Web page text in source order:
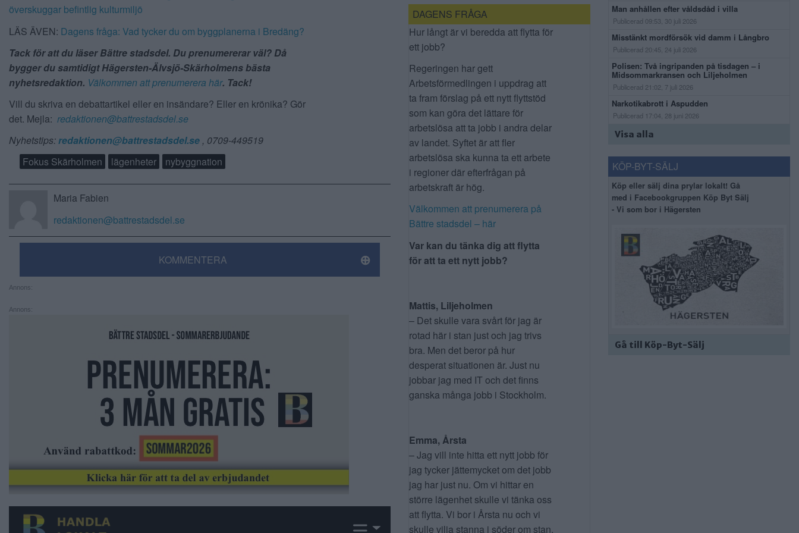
överskuggar befintlig kulturmiljö
LÄS ÄVEN: Dagens fråga: Vad tycker du om byggplanerna i Bredäng?
Tack för att du läser Bättre stadsdel. Du prenumererar väl? Då
bygger du samtidigt Hägersten-Älvsjö-Skärholmens bästa
nyhetsredaktion. Välkommen att prenumerera här. Tack!
Vill du skriva en debattartikel eller en insändare? Eller en krönika? Gör
det. Mejla: redaktionen@battrestadsdel.se
Nyhetstips:redaktionen@battrestadsdel.se , 0709-449519
Fokus Skärholmen
lägenheter nybyggnation
Maria Fabien
redaktionen@battrestadsdel.se
KOMMENTERA
Annons:
Annons:
DAGENS FRÅGA
Hur långt är vi beredda att flytta för
ett jobb?
Regeringen har gett
Arbetsförmedlingen i uppdrag att
ta fram förslag på ett nytt flyttstöd
som kan göra det lättare för
arbetslösa att ta jobb i andra delar
av landet. Syftet är att fler
arbetslösa ska kunna ta ett arbete
i regioner där efterfrågan på
arbetskraft är hög.
Välkommen att prenumerera på
Bättre stadsdel – här
Var kan du tänka dig att flytta
för att ta ett nytt jobb?
Mattis, Liljeholmen
– Det skulle vara svårt för jag är
rotad här i stan just och jag trivs
bra. Men det beror på hur
desperat situationen är. Just nu
jobbar jag med IT och det finns
ganska många jobb i Stockholm.
Emma, Årsta
– Jag vill inte hitta ett nytt jobb för
jag tycker jättemycket om det jobb
jag har just nu. Om vi hittar en
större lägenhet skulle vi tänka oss
att flytta. Vi bor i Årsta nu och vi
skulle vilja stanna i söder om stan,
Man anhållen efter våldsdåd i villa
Publicerad 09:53, 30 juli 2026
Misstänkt mordförsök vid damm i Långbro
Publicerad 20:45, 24 juli 2026
Polisen: Två ingripanden på tisdagen – i
Midsommarkransen och Liljeholmen
Publicerad 21:02, 7 juli 2026
Narkotikabrott i Aspudden
Publicerad 17:04, 28 juni 2026
Visa alla
KÖP-BYT-SÄLJ
Köp eller sälj dina prylar lokalt! Gå
med i Facebookgruppen Köp Byt Sälj
- Vi som bor i Hägersten
Gå till Köp-Byt-Sälj